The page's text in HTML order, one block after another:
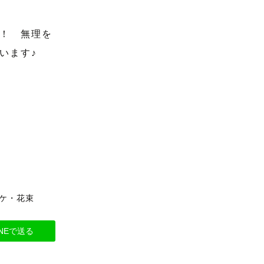
！ 無理を
ます♪
・花束
で送る